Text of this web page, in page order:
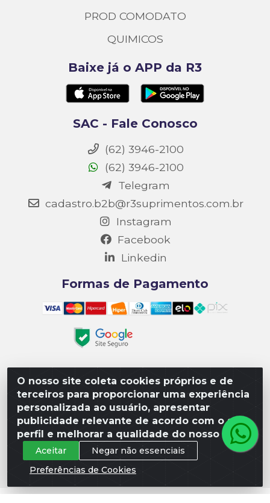
O nosso site coleta cookies próprios e de
terceiros para proporcionar uma experiência
personalizada ao usuário, apresentar
publicidade relevante de acordo com o seu
perfil e melhorar a qualidade do nosso site.
Aceitar
Negar não essenciais
Preferências de Cookies
PROD COMODATO
QUIMICOS
Baixe já o APP da R3
SAC - Fale Conosco
(62) 3946-2100
(62) 3946-2100
Telegram
cadastro.b2b@r3suprimentos.com.br
Instagram
Facebook
Linkedin
Formas de Pagamento
Matriz R3 Suprimentos - Rua 14, Polo Empresarial Goiás
– Etapa III, Quadra: 15; Lote 04, Aparecida de
Goiânia/GO, CEP 74985-182. - CNPJ 10.641.901/0001-16